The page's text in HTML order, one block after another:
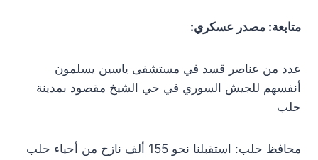
متابعة: مصدر عسكري:
عدد من عناصر قسد في مستشفى ياسين يسلمون
أنفسهم للجيش السوري في حي الشيخ مقصود بمدينة
حلب
محافظ حلب: استقبلنا نحو 155 ألف نازح من أحياء حلب